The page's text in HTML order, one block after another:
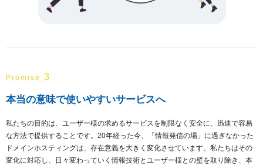
Promise 3
本当の意味で使いやすいサービスへ
私たちの目的は、ユーザー様の求めるサービスを制限なく安全に、迅速で容易
な方法で提供することです。20年経った今、「情報発信の場」に過ぎなかった
ドメインホスティングは、存在意義を大きく変化させています。私たちはその
変化に対応し、日々変わっていく情報技術とユーザー様との壁を取り除き、本